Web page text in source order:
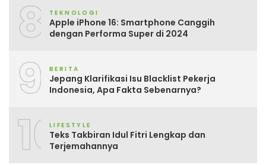
8 TEKNOLOGI
Apple iPhone 16: Smartphone Canggih
dengan Performa Super di 2024
9 BERITA
Jepang Klarifikasi Isu Blacklist Pekerja
Indonesia, Apa Fakta Sebenarnya?
10LIFESTYLE
Teks Takbiran Idul Fitri Lengkap dan
Terjemahannya